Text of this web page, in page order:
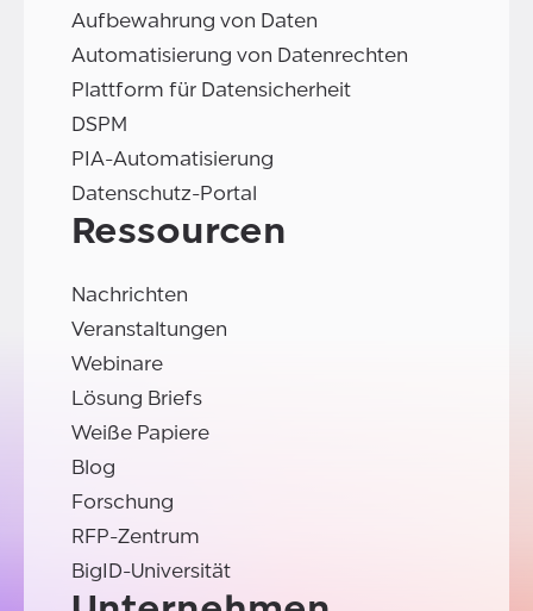
Aufbewahrung von Daten
Automatisierung von Datenrechten
Plattform für Datensicherheit
DSPM
PIA-Automatisierung
Datenschutz-Portal
Ressourcen
Nachrichten
Veranstaltungen
Webinare
Lösung Briefs
Weiße Papiere
Blog
Forschung
RFP-Zentrum
BigID-Universität